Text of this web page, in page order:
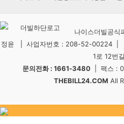
나이스더빌공
정윤 | 사업자번호 : 208-52-00224 |
1로 12번
문의전화 : 1661-3480 | 팩스 :
THEBILL24.COM All